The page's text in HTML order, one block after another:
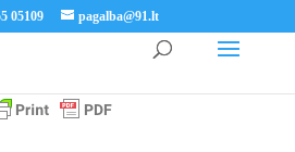
05109 pagalba@91.lt